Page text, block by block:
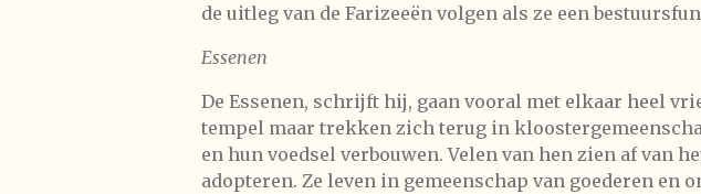
de uitleg van de Farizeeën volgen als ze een
Essenen
De Essenen, schrijft hij, gaan vooral met elkaar heel
tempel maar trekken zich terug in
en hun voedsel verbouwen. Velen van hen zien af van
adopteren. Ze leven in gemeenschap van goederen en